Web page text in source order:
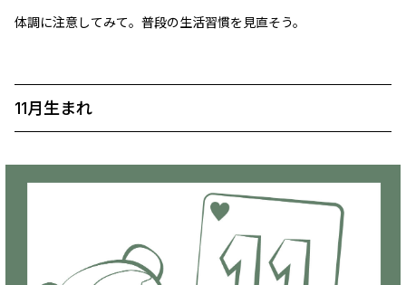
体調に注意してみて。普段の生活習慣を見直そう。
11月生まれ